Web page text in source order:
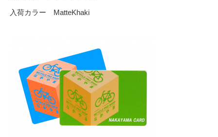
入荷カラー MatteKhaki